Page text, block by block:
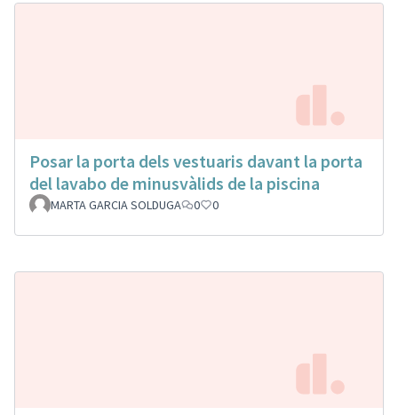
Posar la porta dels vestuaris davant la porta
del lavabo de minusvàlids de la piscina
MARTA GARCIA SOLDUGA 0 0